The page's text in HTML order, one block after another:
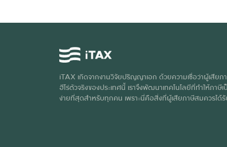
iTAX เกิดจากงานวิจัยปริญญาเอก ด้วยความเชื่อว่าผู้เสียภ
ฮีโร่ตัวจริงของประเทศนี้ เราจึงพัฒนาเทคโนโลยีที่ทำให้ภาษีเ
ง่ายที่สุดสำหรับทุกคน เพราะนี่คือสิ่งที่ผู้เสียภาษีสมควรได้